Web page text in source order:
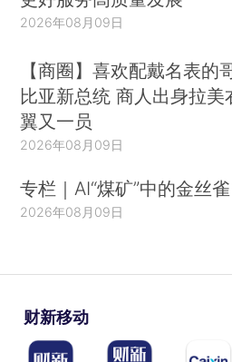
2026年08月09日
【商圈】喜欢配戴名表的
比亚新总统 商人出身拉美
翼又一员
2026年08月09日
专栏｜AI“煤矿”中的金丝雀
2026年08月09日
财新移动